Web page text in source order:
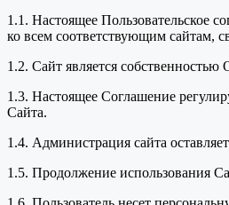
1.1. Настоящее Пользовательское
ко всем соответствующим сайтам,
1.2. Сайт является
1.3. Настоящее Соглашение
Сайта.
1.4. Администрация сайта
1.5. Продолжение использования